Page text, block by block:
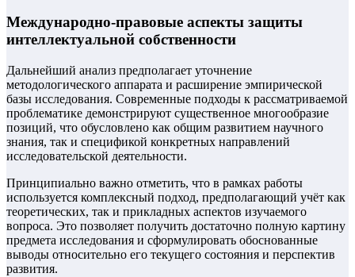
Международно-правовые аспекты защиты
интеллектуальной собственности
Дальнейший анализ предполагает уточнение
методологического аппарата и расширение эмпирической
базы исследования. Современные подходы к рассматриваемой
проблематике демонстрируют существенное многообразие
позиций, что обусловлено как общим развитием научного
знания, так и спецификой конкретных направлений
исследовательской деятельности.
Принципиально важно отметить, что в рамках работы
используется комплексный подход, предполагающий учёт как
теоретических, так и прикладных аспектов изучаемого
вопроса. Это позволяет получить достаточно полную картину
предмета исследования и сформулировать обоснованные
выводы относительно его текущего состояния и перспектив
развития.